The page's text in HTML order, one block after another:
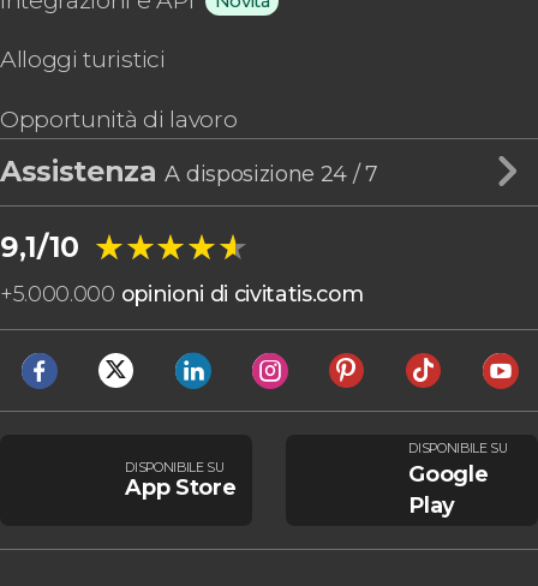
Alloggi turistici
Opportunità di lavoro
AssistenzaA disposizione 24 / 7
9,1/10 ★★★★★
★★★★★
+5.000.000 opinioni di civitatis.com
DISPONIBILE SU
App Store
DISPONIBILE SU
Google
Play